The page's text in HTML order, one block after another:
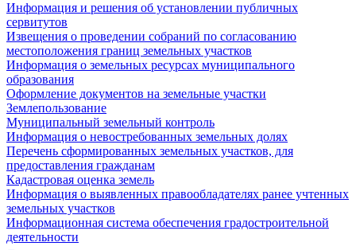
Информация и решения об установлении публичных
сервитутов
Извещения о проведении собраний по согласованию
местоположения границ земельных участков
Информация о земельных ресурсах муниципального
образования
Оформление документов на земельные участки
Землепользование
Муниципальный земельный контроль
Информация о невостребованных земельных долях
Перечень сформированных земельных участков, для
предоставления гражданам
Кадастровая оценка земель
Информация о выявленных правообладателях ранее учтенных
земельных участков
Информационная система обеспечения градостроительной
деятельности